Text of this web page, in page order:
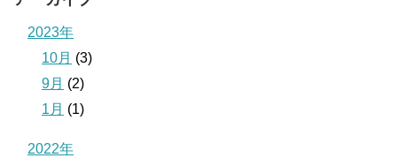
2023年
10月 (3)
9月 (2)
1月 (1)
2022年